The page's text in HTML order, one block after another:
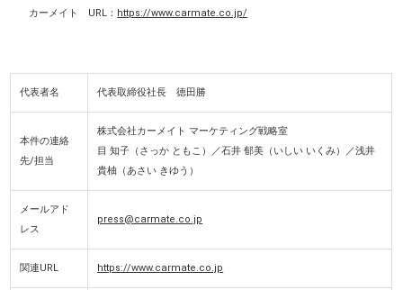
カーメイト URL： https://www.carmate.co.jp/
代表者名 代表取締役社長 徳田勝
本件の連絡
先/担当
株式会社カーメイト マーケティング戦略室
目 知子（さっか ともこ）／石井 郁美（いしい いくみ）／浅井
貴柚（あさい きゆう）
メールアド
レス
press@carmate.co.jp
関連URL https://www.carmate.co.jp